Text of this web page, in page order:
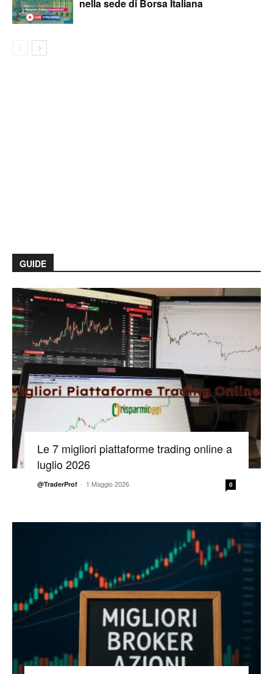
nella sede di Borsa Italiana
GUIDE
Le 7 migliori piattaforme trading online a
luglio 2026
@TraderProf - 1 Maggio 2026 0